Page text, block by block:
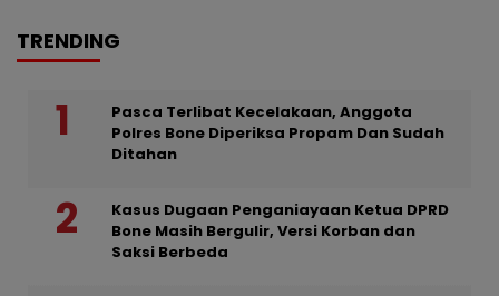
TRENDING
Pasca Terlibat Kecelakaan, Anggota
Polres Bone Diperiksa Propam Dan Sudah
Ditahan
Kasus Dugaan Penganiayaan Ketua DPRD
Bone Masih Bergulir, Versi Korban dan
Saksi Berbeda